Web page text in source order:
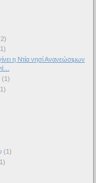
η Ντία νησί Ανανεώσιμων
(1)
(1)